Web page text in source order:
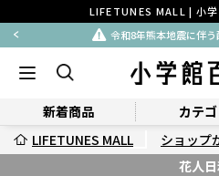
LIFETUNES MALL | 小
令和8年熊本地震に伴
新着商品 カテゴ
LIFETUNES MALL
ショップ
花人